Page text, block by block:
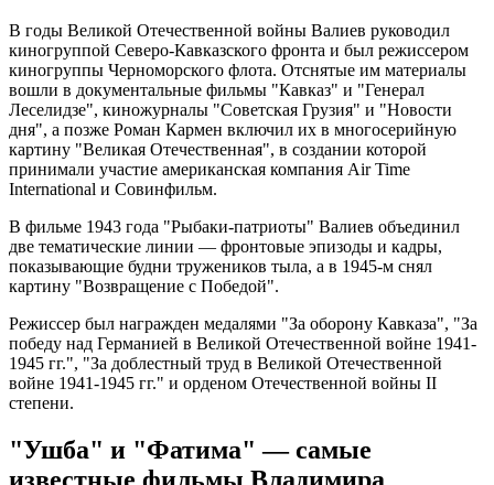
В годы Великой Отечественной войны Валиев руководил
киногруппой Северо-Кавказского фронта и был режиссером
киногруппы Черноморского флота. Отснятые им материалы
вошли в документальные фильмы "Кавказ" и "Генерал
Леселидзе", киножурналы "Советская Грузия" и "Новости
дня", а позже Роман Кармен включил их в многосерийную
картину "Великая Отечественная", в создании которой
принимали участие американская компания Air Time
International и Совинфильм.
В фильме 1943 года "Рыбаки-патриоты" Валиев объединил
две тематические линии — фронтовые эпизоды и кадры,
показывающие будни тружеников тыла, а в 1945-м снял
картину "Возвращение с Победой".
Режиссер был награжден медалями "За оборону Кавказа", "За
победу над Германией в Великой Отечественной войне 1941-
1945 гг.", "За доблестный труд в Великой Отечественной
войне 1941-1945 гг." и орденом Отечественной войны II
степени.
"Ушба" и "Фатима" — самые